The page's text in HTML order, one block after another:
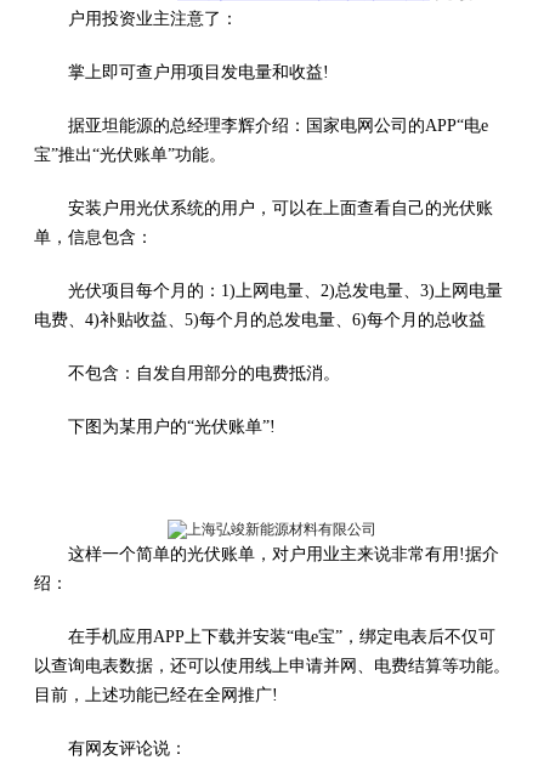
户用投资业主注意了：
掌上即可查户用项目发电量和收益!
据亚坦能源的总经理李辉介绍：国家电网公司的APP“电e
宝”推出“光伏账单”功能。
安装户用光伏系统的用户，可以在上面查看自己的光伏账
单，信息包含：
光伏项目每个月的：1)上网电量、2)总发电量、3)上网电量
电费、4)补贴收益、5)每个月的总发电量、6)每个月的总收益
不包含：自发自用部分的电费抵消。
下图为某用户的“光伏账单”!
这样一个简单的光伏账单，对户用业主来说非常有用!据介
绍：
在手机应用APP上下载并安装“电e宝”，绑定电表后不仅可
以查询电表数据，还可以使用线上申请并网、电费结算等功能。
目前，上述功能已经在全网推广!
有网友评论说：